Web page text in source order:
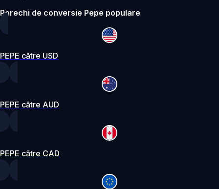
Perechi de conversie Pepe populare
PEPE către USD
PEPE către AUD
PEPE către CAD